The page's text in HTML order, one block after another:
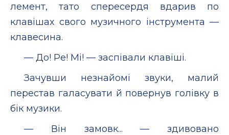
лемент, тато спересердя вдарив по
клавішах свого музичного інструмента —
клавесина.
— До! Ре! Мі! — заспівали клавіші.
Зачувши незнайомі звуки, малий
перестав галасувати й повернув голівку в
бік музики.
— Він замовк... — здивовано